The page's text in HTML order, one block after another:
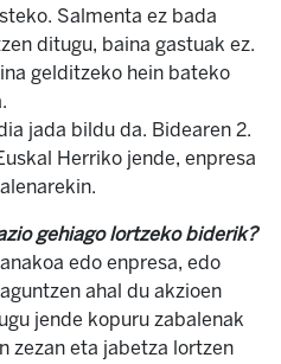
Salmenta ez bada
ditugu, baina gastuak ez.
gelditzeko hein bateko
jada bildu da. Bidearen 2.
Herriko jende, enpresa
gehiago lortzeko biderik?
edo enpresa, edo
ahal du akzioen
jende kopuru zabalenak
zezan eta jabetza lortzen